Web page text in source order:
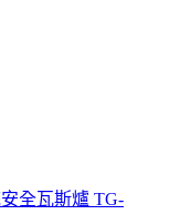
全瓦斯爐 TG-